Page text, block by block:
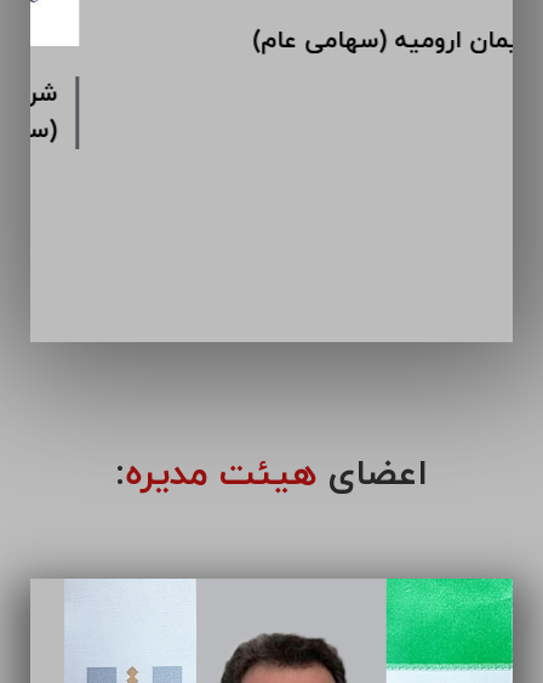
سیمان ارومیه (سهامی عام)
اعضای هیئت مدیره: